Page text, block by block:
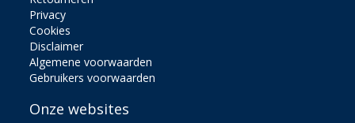
Privacy
Cookies
Disclaimer
Algemene voorwaarden
Gebruikers voorwaarden
Onze websites